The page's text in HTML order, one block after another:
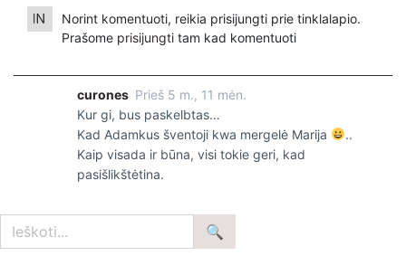
kuriame be teismo buvo laikomai ir kankinami žmonės, jau
rugsėjo mėnesį bus galutinai išverstas į valstybinę lietuvių
Jūsų dėmesiui rugpjūčio 17 d. laidos „Aktualus skambutis“
fragmentas.
Norint komentuoti, reikia prisijungti prie tinklalapio.
Prašome prisijungti tam kad komentuoti
curones Prieš 5 m., 11 mėn.
Kur gi, bus paskelbtas…
Kad Adamkus šventoji kwa mergelė Marija
..
Kaip visada ir būna, visi tokie geri, kad
pasišlikštėtina.